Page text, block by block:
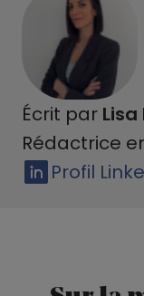
Écrit par Lisa
Rédactrice
Profil